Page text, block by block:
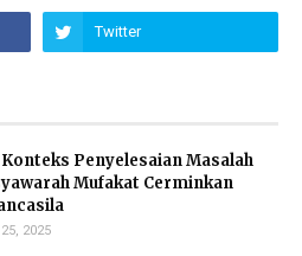
Penyelesaian Masalah
Mufakat Cerminkan
2025